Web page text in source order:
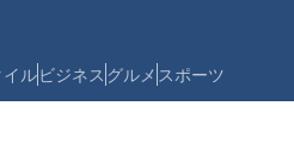
ルビジネス グルメ スポーツ